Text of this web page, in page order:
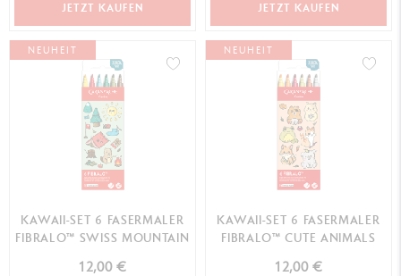
JETZT KAUFEN JETZT KAUFEN
NEUHEIT
KAWAII-SET 6 FASERMALER
FIBRALO™ SWISS MOUNTAIN
12,00 €
NEUHEIT
KAWAII-SET 6 FASERMALER
FIBRALO™ CUTE ANIMALS
12,00 €